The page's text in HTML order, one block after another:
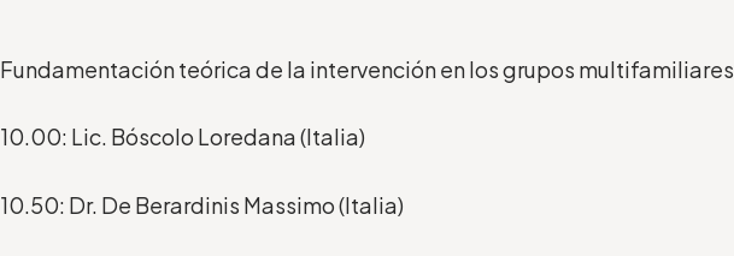
Fundamentación teórica de la intervención en los grupos multifamiliares
10.00: Lic. Bóscolo Loredana (Italia)
10.50: Dr. De Berardinis Massimo (Italia)